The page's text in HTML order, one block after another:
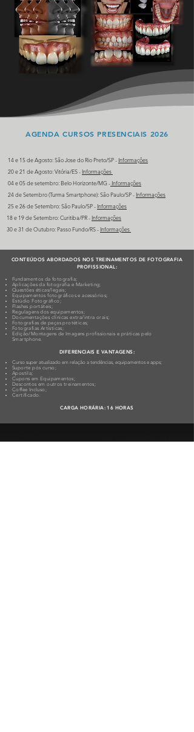
AGENDA CURSOS PRESENCIAIS 2026
14 e 15 de Agosto: São Jose do Rio Preto/SP - Informações
20 e 21 de Agosto: Vitória/ES - Informações
04 e 05 de setembro: Belo Horizonte/MG - Informações
24 de Setembro (Turma Smartphone): São Paulo/SP - Informações
25 e 26 de Setembro: São Paulo/SP - Informações
18 e 19 de Setembro: Curitiba/PR - Informações
30 e 31 de Outubro: Passo Fundo/RS - Informações
CONTEÚDOS ABORDADOS NOS TREINAMENTOS DE FOTOGRAFIA
PROFISSIONAL:
Fundamentos da fotografia;
Aplicações da fotografia e Marketing;
Questões éticas/legais;
Equipamentos fotográficos e acessórios;
Estúdio Fotográfico;
Flashes portáteis;
Regulagens dos equipamentos;
Documentações clínicas extra/intra orais;
Fotografias de peças protéticas;
Fotografias Artísticas;
Edição/Montagens de Imagens profissionais e práticas pelo
Smartphone.
DIFERENCIAIS E VANTAGENS:
Curso super atualizado em relação a tendências, equipamentos e apps;
Suporte pós curso;
Apostila;
Cupons em Equipamentos;
Descontos em outros treinamentos;
Coffee Incluso;
Certificado.
CARGA HORÁRIA: 16 HORAS